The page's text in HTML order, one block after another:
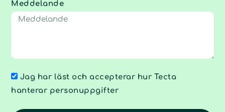
Meddelande
Jag har läst och accepterar hur Tecta
hanterar personuppgifter